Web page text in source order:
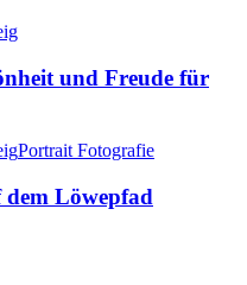
und Freude für
Portrait Fotografie
Löwepfad